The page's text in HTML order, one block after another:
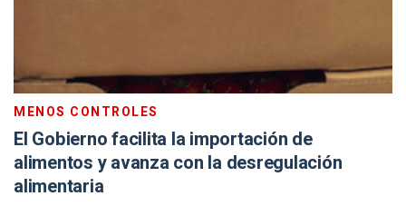
MENOS CONTROLES
El Gobierno facilita la importación de
alimentos y avanza con la desregulación
alimentaria